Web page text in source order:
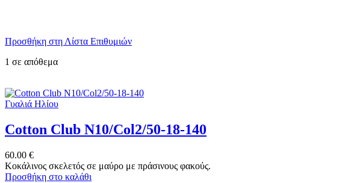
Προσθήκη στη Λίστα Επιθυμιών
1 σε απόθεμα
Γυαλιά Ηλίου
Cotton Club N10/Col2/50-18-140
60.00 €
Κοκάλινος σκελετός σε μαύρο με πράσινους φακούς.
Προσθήκη στο καλάθι